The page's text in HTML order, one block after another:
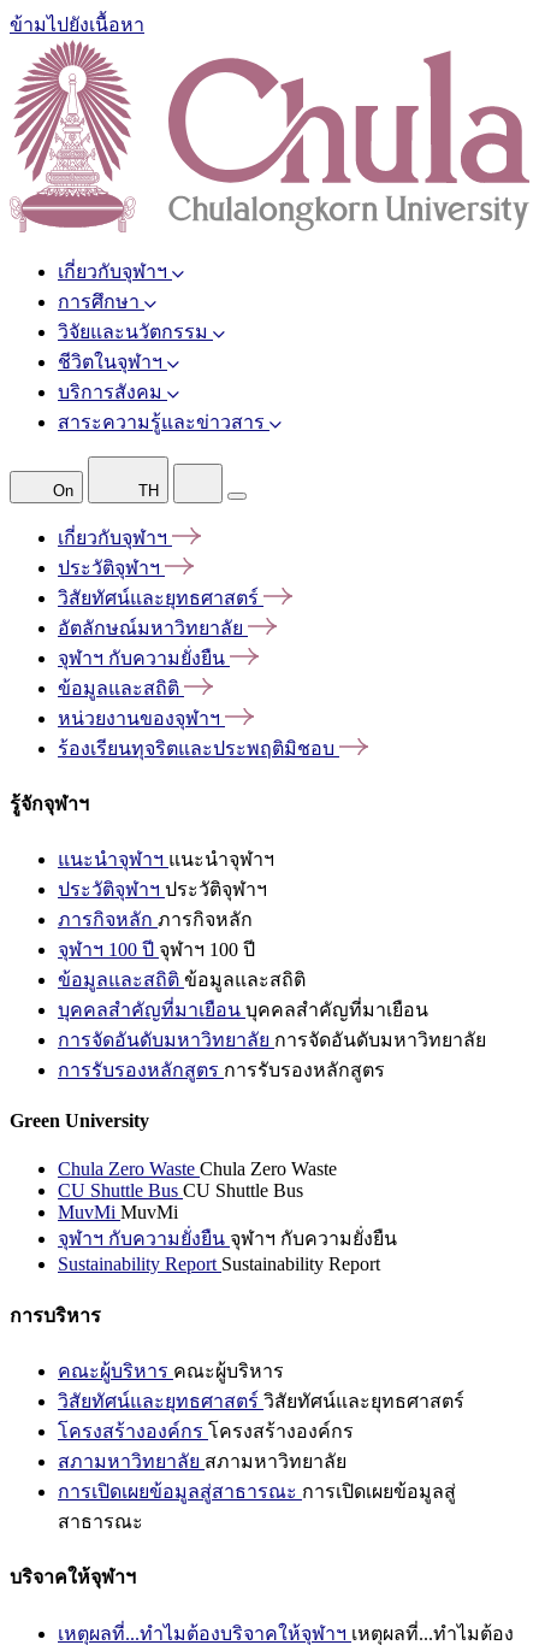
ข้ามไปยังเนื้อหา
เกี่ยวกับจุฬาฯ
การศึกษา
วิจัยและนวัตกรรม
ชีวิตในจุฬาฯ
บริการสังคม
สาระความรู้และข่าวสาร
On TH
เกี่ยวกับจุฬาฯ
ประวัติจุฬาฯ
วิสัยทัศน์และยุทธศาสตร์
อัตลักษณ์มหาวิทยาลัย
จุฬาฯ กับความยั่งยืน
ข้อมูลและสถิติ
หน่วยงานของจุฬาฯ
ร้องเรียนทุจริตและประพฤติมิชอบ
รู้จักจุฬาฯ
แนะนำจุฬาฯ แนะนำจุฬาฯ
ประวัติจุฬาฯ ประวัติจุฬาฯ
ภารกิจหลัก ภารกิจหลัก
จุฬาฯ 100 ปี จุฬาฯ 100 ปี
ข้อมูลและสถิติ ข้อมูลและสถิติ
บุคคลสำคัญที่มาเยือน บุคคลสำคัญที่มาเยือน
การจัดอันดับมหาวิทยาลัย การจัดอันดับมหาวิทยาลัย
การรับรองหลักสูตร การรับรองหลักสูตร
Green University
Chula Zero Waste Chula Zero Waste
CU Shuttle Bus CU Shuttle Bus
MuvMi MuvMi
จุฬาฯ กับความยั่งยืน จุฬาฯ กับความยั่งยืน
Sustainability Report Sustainability Report
การบริหาร
คณะผู้บริหาร คณะผู้บริหาร
วิสัยทัศน์และยุทธศาสตร์ วิสัยทัศน์และยุทธศาสตร์
โครงสร้างองค์กร โครงสร้างองค์กร
สภามหาวิทยาลัย สภามหาวิทยาลัย
การเปิดเผยข้อมูลสู่สาธารณะ การเปิดเผยข้อมูลสู่
สาธารณะ
บริจาคให้จุฬาฯ
เหตุผลที่...ทำไมต้องบริจาคให้จุฬาฯ เหตุผลที่...ทำไมต้อง